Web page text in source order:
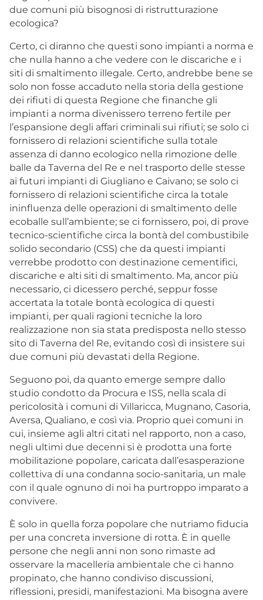
due comuni più bisognosi di ristrutturazione
ecologica?
Certo, ci diranno che questi sono impianti a norma e
che nulla hanno a che vedere con le discariche e i
siti di smaltimento illegale. Certo, andrebbe bene se
solo non fosse accaduto nella storia della gestione
dei rifiuti di questa Regione che finanche gli
impianti a norma divenissero terreno fertile per
l’espansione degli affari criminali sui rifiuti; se solo ci
fornissero di relazioni scientifiche sulla totale
assenza di danno ecologico nella rimozione delle
balle da Taverna del Re e nel trasporto delle stesse
ai futuri impianti di Giugliano e Caivano; se solo ci
fornissero di relazioni scientifiche circa la totale
ininfluenza delle operazioni di smaltimento delle
ecoballe sull’ambiente; se ci fornissero, poi, di prove
tecnico-scientifiche circa la bontà del combustibile
solido secondario (CSS) che da questi impianti
verrebbe prodotto con destinazione cementifici,
discariche e alti siti di smaltimento. Ma, ancor più
necessario, ci dicessero perché, seppur fosse
accertata la totale bontà ecologica di questi
impianti, per quali ragioni tecniche la loro
realizzazione non sia stata predisposta nello stesso
sito di Taverna del Re, evitando così di insistere sui
due comuni più devastati della Regione.
Seguono poi, da quanto emerge sempre dallo
studio condotto da Procura e ISS, nella scala di
pericolosità i comuni di Villaricca, Mugnano, Casoria,
Aversa, Qualiano, e così via. Proprio quei comuni in
cui, insieme agli altri citati nel rapporto, non a caso,
negli ultimi due decenni si è prodotta una forte
mobilitazione popolare, caricata dall’esasperazione
collettiva di una condanna socio-sanitaria, un male
con il quale ognuno di noi ha purtroppo imparato a
convivere.
È solo in quella forza popolare che nutriamo fiducia
per una concreta inversione di rotta. È in quelle
persone che negli anni non sono rimaste ad
osservare la macelleria ambientale che ci hanno
propinato, che hanno condiviso discussioni,
riflessioni, presidi, manifestazioni. Ma bisogna avere